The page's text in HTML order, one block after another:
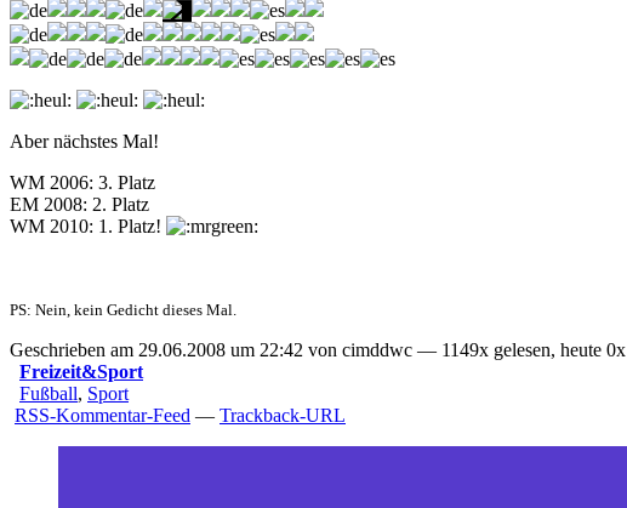
Aber nächstes Mal!
WM 2006: 3. Platz
EM 2008: 2. Platz
WM 2010: 1. Platz!
PS: Nein, kein Gedicht dieses Mal.
Geschrieben am 29.06.2008 um 22:42 von cimddwc — 1149x gelesen, heute 0x
Freizeit&Sport
Fußball, Sport
RSS-Kommentar-Feed — Trackback-URL